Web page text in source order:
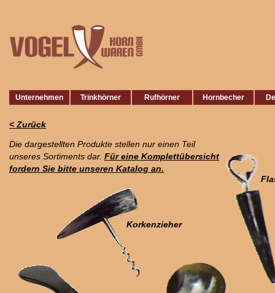
Unternehmen Trinkhörner Rufhörner Hornbecher
Korkenzieher
Die dargestellten Produkte stellen nur einen Teil
unseres Sortiments dar. Für eine Komplettübersicht
fordern Sie bitte unseren Katalog an.
< Zurück